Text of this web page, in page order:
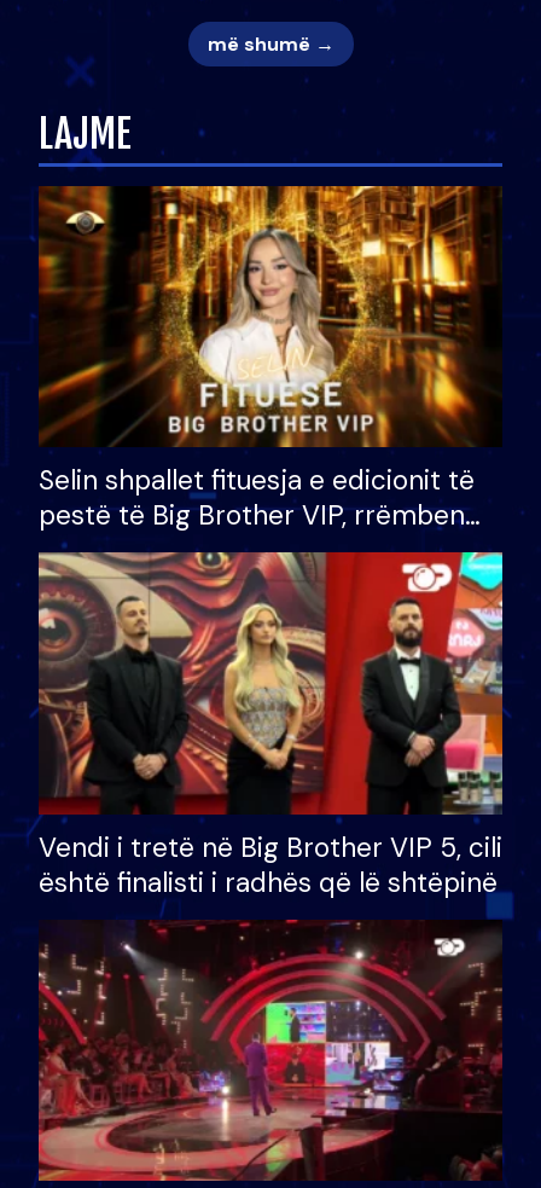
më shumë →
LAJME
Selin shpallet fituesja e edicionit të
pestë të Big Brother VIP, rrëmben
çmimin e madh prej 100 mijë eurosh
Vendi i tretë në Big Brother VIP 5, cili
është finalisti i radhës që lë shtëpinë